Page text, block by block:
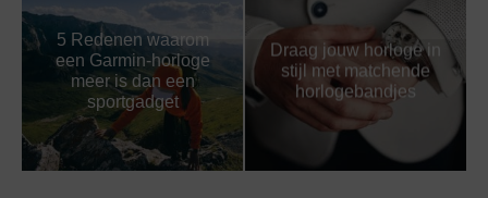
5 Redenen waarom
een Garmin-horloge
meer is dan een
sportgadget
Draag jouw horloge in
stijl met matchende
horlogebandjes